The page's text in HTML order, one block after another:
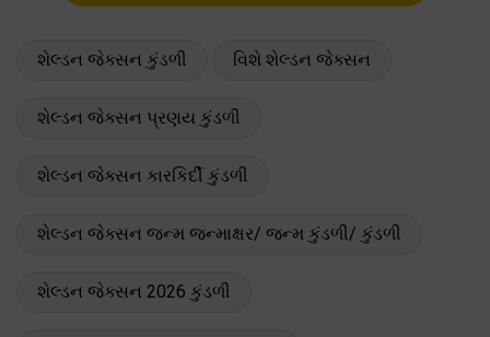
શેલ્ડન જેક્સન કુંડળી વિશે શેલ્ડન જેક્સન
શેલ્ડન જેક્સન પ્રણય કુંડળી
શેલ્ડન જેક્સન કારકિર્દી કુંડળી
શેલ્ડન જેક્સન જન્મ જન્માક્ષર/ જન્મ કુંડળી/ કુંડળી
શેલ્ડન જેક્સન 2026 કુંડળી